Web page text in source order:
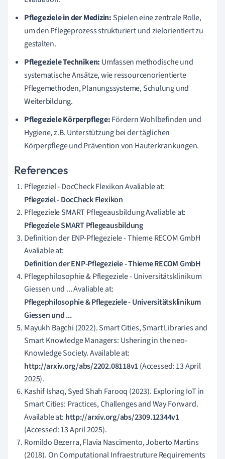
Pflegeziele in der Medizin: Spielen eine zentrale Rolle,
um den Pflegeprozess strukturiert und zielorientiert zu
gestalten.
Pflegeziele Techniken: Umfassen methodische und
systematische Ansätze, wie ressourcenorientierte
Pflegemethoden, Planungssysteme, Schulung und
Weiterbildung.
Pflegeziele Körperpflege:Fördern Wohlbefinden und
Hygiene, z.B. Unterstützung bei der täglichen
Körperpflege und Prävention von Hauterkrankungen.
References
Pflegeziel - DocCheck Flexikon Avaliable at:
Pflegeziel - DocCheck Flexikon
Pflegeziele SMART Pflegeausbildung Avaliable at:
Pflegeziele SMART Pflegeausbildung
Definition der ENP-Pflegeziele - Thieme RECOM GmbH
Avaliable at:
Definition der ENP-Pflegeziele - Thieme RECOM GmbH
Pflegephilosophie & Pflegeziele - Universitätsklinikum
Giessen und ... Avaliable at:
Pflegephilosophie & Pflegeziele - Universitätsklinikum
Giessen und ...
Mayukh Bagchi (2022). Smart Cities, Smart Libraries and
Smart Knowledge Managers: Ushering in the neo-
Knowledge Society. Available at:
http://arxiv.org/abs/2202.08118v1(Accessed: 13 April
2025).
Kashif Ishaq, Syed Shah Farooq (2023). Exploring IoT in
Smart Cities: Practices, Challenges and Way Forward.
Available at: http://arxiv.org/abs/2309.12344v1
(Accessed: 13 April 2025).
Romildo Bezerra, Flavia Nascimento, Joberto Martins
(2018). On Computational Infraestruture Requirements